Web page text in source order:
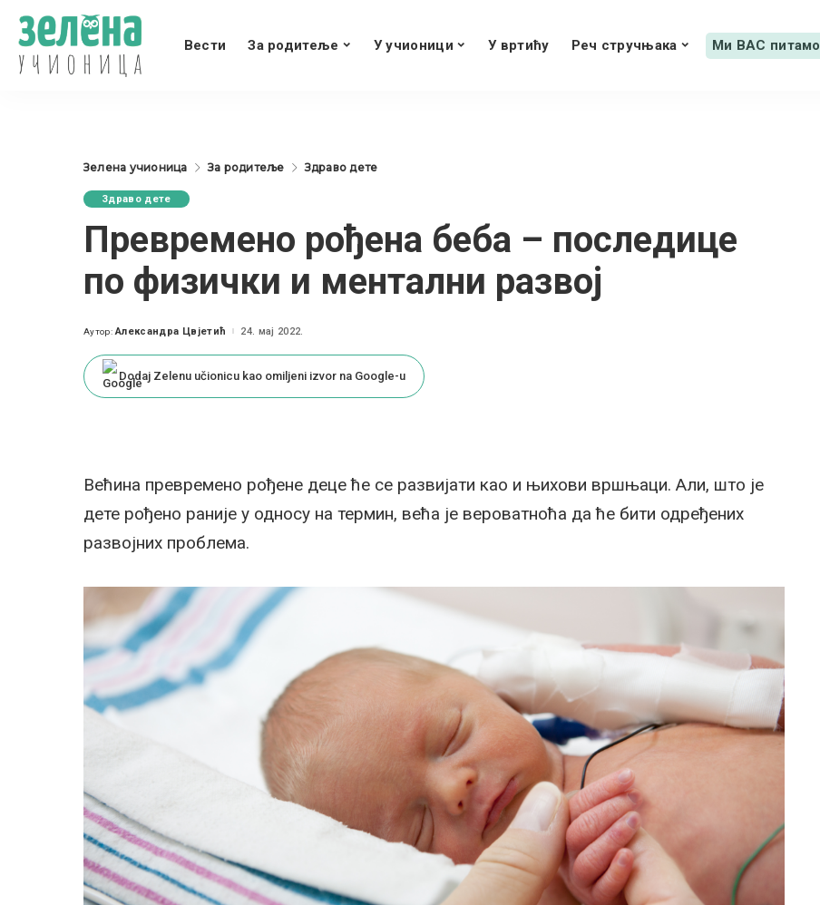
Вести За родитеље У учионици У вртићу Реч стручњака Ми ВАС питамо
Зелена учионица За родитеље Здраво дете
Здраво дете
Превремено рођенa беба – последице
по физички и ментални развој
Posted
Аутор: Александра Цвјетић 24. мај 2022.
Dodaj Zelenu učionicu kao omiljeni izvor na Google-u
Већина превремено рођене деце ће се развијати као и њихови вршњаци. Али, што је
дете рођено раније у односу на термин, већа је вероватноћа да ће бити одређених
развојних проблема.